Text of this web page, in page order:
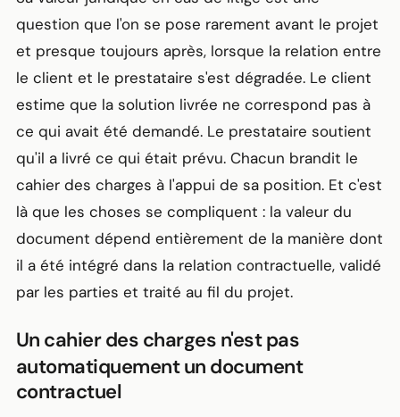
question que l'on se pose rarement avant le projet
et presque toujours après, lorsque la relation entre
le client et le prestataire s'est dégradée. Le client
estime que la solution livrée ne correspond pas à
ce qui avait été demandé. Le prestataire soutient
qu'il a livré ce qui était prévu. Chacun brandit le
cahier des charges à l'appui de sa position. Et c'est
là que les choses se compliquent : la valeur du
document dépend entièrement de la manière dont
il a été intégré dans la relation contractuelle, validé
par les parties et traité au fil du projet.
Un cahier des charges n'est pas
automatiquement un document
contractuel